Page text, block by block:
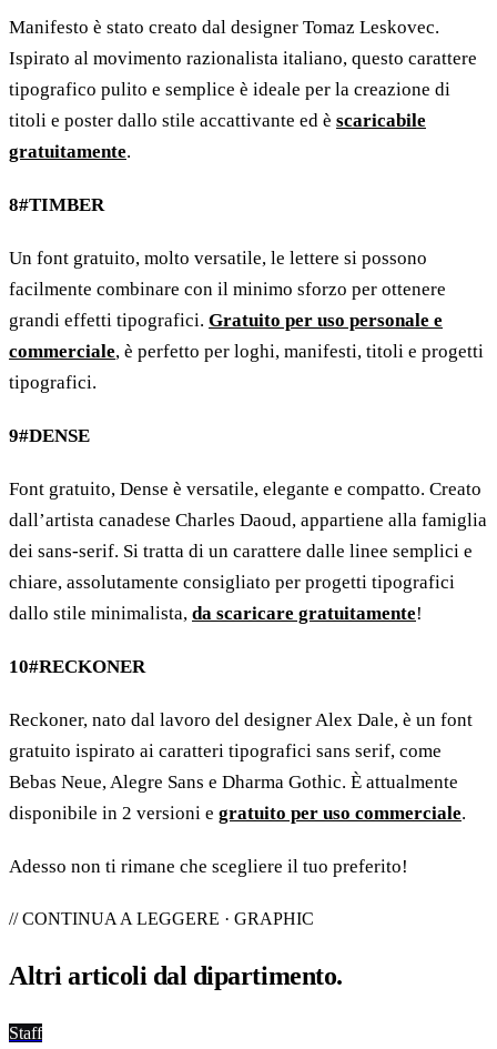
Manifesto è stato creato dal designer Tomaz Leskovec.
Ispirato al movimento razionalista italiano, questo carattere
tipografico pulito e semplice è ideale per la creazione di
titoli e poster dallo stile accattivante ed è scaricabile
gratuitamente.
8#TIMBER
Un font gratuito, molto versatile, le lettere si possono
facilmente combinare con il minimo sforzo per ottenere
grandi effetti tipografici. Gratuito per uso personale e
commerciale, è perfetto per loghi, manifesti, titoli e progetti
tipografici.
9#DENSE
Font gratuito, Dense è versatile, elegante e compatto. Creato
dall’artista canadese Charles Daoud, appartiene alla famiglia
dei sans-serif. Si tratta di un carattere dalle linee semplici e
chiare, assolutamente consigliato per progetti tipografici
dallo stile minimalista, da scaricare gratuitamente!
10#RECKONER
Reckoner, nato dal lavoro del designer Alex Dale, è un font
gratuito ispirato ai caratteri tipografici sans serif, come
Bebas Neue, Alegre Sans e Dharma Gothic. È attualmente
disponibile in 2 versioni e gratuito per uso commerciale.
Adesso non ti rimane che scegliere il tuo preferito!
// CONTINUA A LEGGERE · GRAPHIC
Altri articoli dal dipartimento.
Staff